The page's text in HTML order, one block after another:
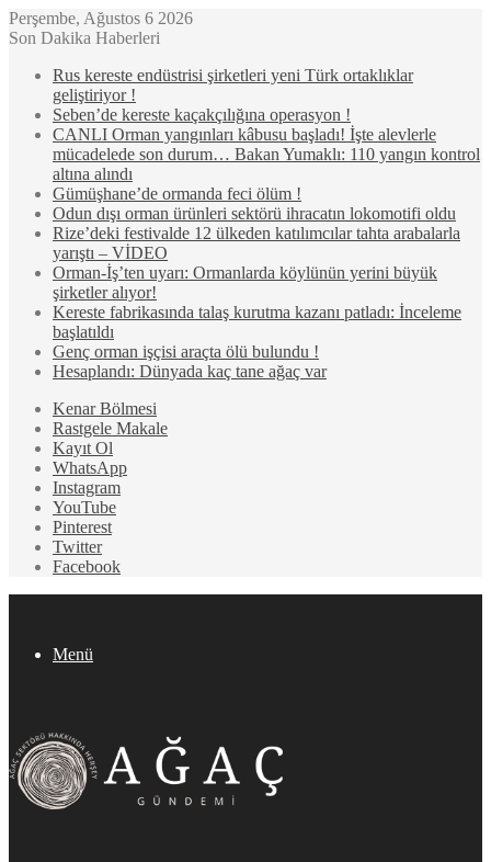
Perşembe, Ağustos 6 2026
Son Dakika Haberleri
Rus kereste endüstrisi şirketleri yeni Türk ortaklıklar
geliştiriyor !
Seben’de kereste kaçakçılığına operasyon !
CANLI Orman yangınları kâbusu başladı! İşte alevlerle
mücadelede son durum… Bakan Yumaklı: 110 yangın kontrol
altına alındı
Gümüşhane’de ormanda feci ölüm !
Odun dışı orman ürünleri sektörü ihracatın lokomotifi oldu
Rize’deki festivalde 12 ülkeden katılımcılar tahta arabalarla
yarıştı – VİDEO
Orman-İş’ten uyarı: Ormanlarda köylünün yerini büyük
şirketler alıyor!
Kereste fabrikasında talaş kurutma kazanı patladı: İnceleme
başlatıldı
Genç orman işçisi araçta ölü bulundu !
Hesaplandı: Dünyada kaç tane ağaç var
Kenar Bölmesi
Rastgele Makale
Kayıt Ol
WhatsApp
Instagram
YouTube
Pinterest
Twitter
Facebook
Menü